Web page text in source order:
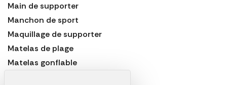
Main de supporter
Manchon de sport
Maquillage de supporter
Matelas de plage
Matelas gonflable